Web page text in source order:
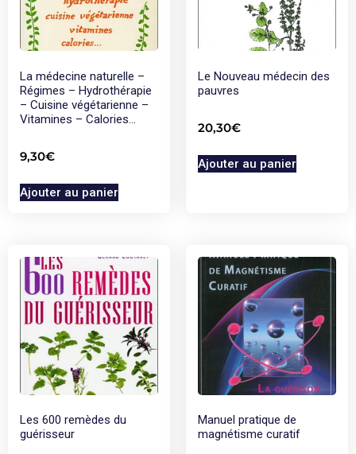
La médecine naturelle –
Régimes – Hydrothérapie
– Cuisine végétarienne –
Vitamines – Calories…
9,30€
Ajouter au panier
Le Nouveau médecin des
pauvres
20,30€
Ajouter au panier
Les 600 remèdes du
guérisseur
Manuel pratique de
magnétisme curatif